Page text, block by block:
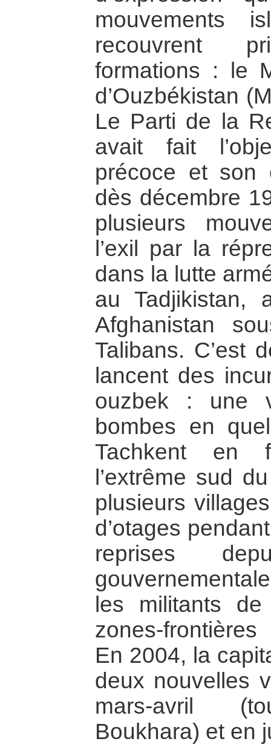
mouvements
recouvrent
formations : le
d’Ouzbékistan
Le Parti de la
avait fait
précoce et son
dès décembre
plusieurs
l’exil par la
dans la lutte
au Tadjikistan,
Afghanistan
Talibans. C’est
lancent des
ouzbek : une
bombes en
Tachkent en
l’extrême sud
plusieurs
d’otages
reprises
les militants
zones-
En 2004, la
deux nouvelles
mars-avril
Boukhara) et en